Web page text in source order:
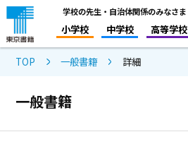
学校の先生・自治体関係のみなさま
小学校 中学校 高等学校
TOP 一般書籍 詳細
一般書籍